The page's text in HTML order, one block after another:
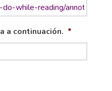
a continuación. *